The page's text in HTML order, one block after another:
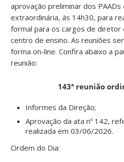
aprovação preliminar dos
extraordinária, às 14h30, para
formal para os cargos de
centro de ensino. As reuniões
forma on-line. Confira abaixo a
reunião:
143ª reunião
Informes da Direção;
Aprovação da ata nº 142,
realizada em 03/06/2026.
Ordem do Dia: